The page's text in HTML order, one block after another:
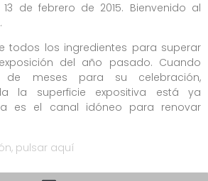
de febrero de 2015. Bienvenido al
todos los ingredientes para superar
del año pasado. Cuando
meses para su celebración,
la superficie expositiva está ya
es el canal idóneo para renovar
pulsar aquí